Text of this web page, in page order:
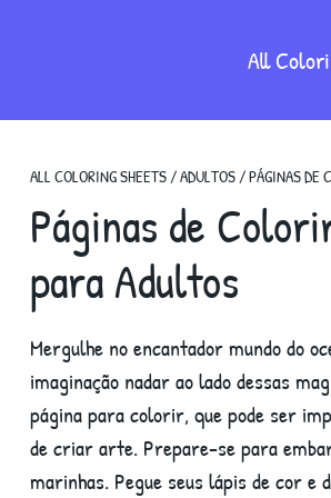
All
ALL COLORING SHEETS/ADULTOS/PÁGINAS DE
Páginas de
para Adultos
Mergulhe no encantador mundo do
imaginação nadar ao lado dessas
página para colorir, que pode ser
de criar arte. Prepare-se para
marinhas. Pegue seus lápis de cor